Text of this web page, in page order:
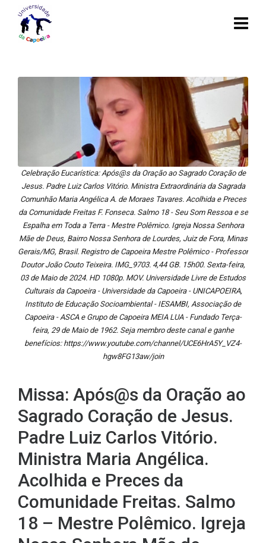
Celebração Eucarística: Após@s da Oração ao Sagrado Coração de
Jesus. Padre Luiz Carlos Vitório. Ministra Extraordinária da Sagrada
Comunhão Maria Angélica A. de Moraes Tavares. Acolhida e Preces
da Comunidade Freitas F. Fonseca. Salmo 18 - Seu Som Ressoa e se
Espalha em Toda a Terra - Mestre Polêmico. Igreja Nossa Senhora
Mãe de Deus, Bairro Nossa Senhora de Lourdes, Juiz de Fora, Minas
Gerais/MG, Brasil. Registro de Capoeira Mestre Polêmico - Professor
Doutor João Couto Teixeira. IMG_9703. 4,44 GB. 15h00. Sexta-feira,
03 de Maio de 2024. HD 1080p. MOV. Universidade Livre de Estudos
Culturais da Capoeira - Universidade da Capoeira - UNICAPOEIRA,
Instituto de Educação Socioambiental - IESAMBI, Associação de
Capoeira - ASCA e Grupo de Capoeira MEIA LUA - Fundado Terça-
feira, 29 de Maio de 1962. Seja membro deste canal e ganhe
benefícios: https://www.youtube.com/channel/UCE6HrA5Y_VZ4-
hgw8FG13aw/join
Missa: Após@s da Oração ao
Sagrado Coração de Jesus.
Padre Luiz Carlos Vitório.
Ministra Maria Angélica.
Acolhida e Preces da
Comunidade Freitas. Salmo
18 – Mestre Polêmico. Igreja